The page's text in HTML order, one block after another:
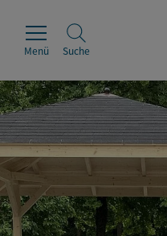
Rathaus
Erleben
Leben & Wohnen
Menü Suche